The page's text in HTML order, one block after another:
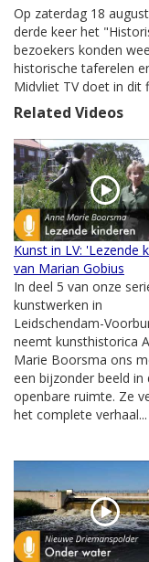
Op zaterdag 18
derde keer het
bezoekers konden
historische taferelen
Midvliet TV doet in dit
Related Videos
Kunst in LV: 'Lezende
van Marian Gobius
In deel 5 van onze
kunstwerken in
Leidschendam-
neemt kunsthistorica
Marie Boorsma ons
een bijzonder beeld in
openbare ruimte. Ze
het complete verhaal...